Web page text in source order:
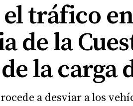
tráfico
de la
la carga
a desviar a los